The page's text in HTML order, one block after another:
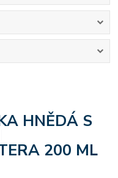
HNĚDÁ S
200 ML